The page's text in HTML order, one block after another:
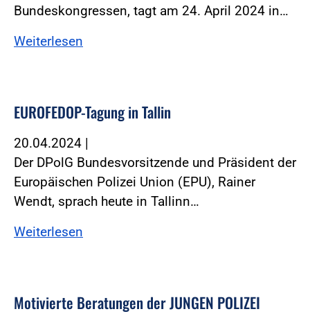
Bundeskongressen, tagt am 24. April 2024 in…
Weiterlesen
EUROFEDOP-Tagung in Tallin
20.04.2024 |
Der DPolG Bundesvorsitzende und Präsident der
Europäischen Polizei Union (EPU), Rainer
Wendt, sprach heute in Tallinn…
Weiterlesen
Motivierte Beratungen der JUNGEN POLIZEI